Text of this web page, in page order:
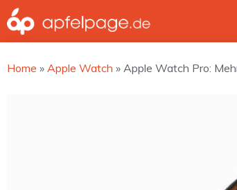
Zum
Inhalt
springen
Home » Apple Watch » Apple Watch Pro: